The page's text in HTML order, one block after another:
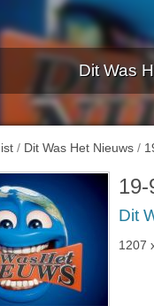
Dit Was
/ Dit Was Het Nieuws /
19-
Dit
1207
11-4-